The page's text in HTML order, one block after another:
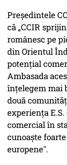
Președintele
că „CCIR
românesc pe
din Orientul
potențial
Ambasada
înțelegem mai
două
experiența
comercial în
cunoaște
europene".